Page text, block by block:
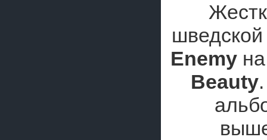
Enemy
Beauty